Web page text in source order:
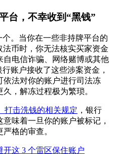
台，不幸收到“黑钱”
个。当你在一些非持牌平台的
法币时，你无法核实买家资金
电信诈骗、网络赌博或其他
账户接收了这些涉案资金，
依法对你的账户进行司法冻
，解冻过程极为繁琐。
打击洗钱的相关规定 ，银行
味着一旦你的账户被标记，
格的审查。
开这 3 个雷区保住账户